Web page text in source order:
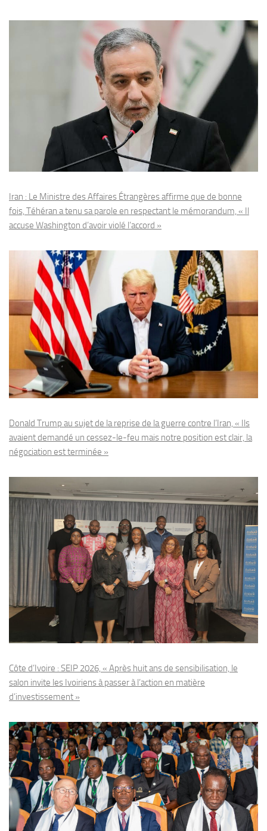
Iran : Le Ministre des Affaires Étrangères affirme que de bonne
fois, Téhéran a tenu sa parole en respectant le mémorandum, « Il
accuse Washington d’avoir violé l’accord »
Donald Trump au sujet de la reprise de la guerre contre l’Iran, « Ils
avaient demandé un cessez-le-feu mais notre position est clair, la
négociation est terminée »
Côte d’Ivoire : SEIP 2026, « Après huit ans de sensibilisation, le
salon invite les Ivoiriens à passer à l’action en matière
d’investissement »